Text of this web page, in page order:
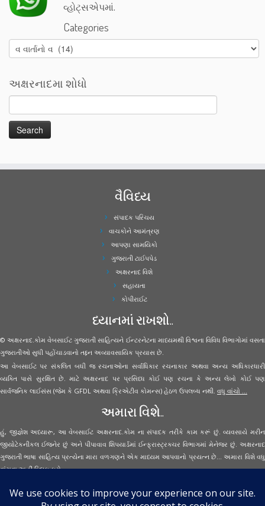
વ્હોટ્સએપમાં.
Categories
Categories
અક્ષરનાદમા શોધો
વૈવિધ્ય
સંપાદક પરિચય
વાચકોને આમંત્રણ
આપણા સામયિકો
ગુજરાતી ટાઈપપેડ
અક્ષરનાદ વિશે
સહાયતા
કોપીરાઈટ
ધ્યાનમાં રાખશો..
© અક્ષરનાદ.કોમ વેબસાઈટ ગુજરાતી સાહિત્યને ઈન્ટરનેટના માધ્યમથી વિશ્વના વિવિધ વિભાગોમાં વસતા
ગુજરાતીઓ સુધી પહોંચાડવાનો તદ્દન અવ્યાવસાયિક પ્રયાસ છે.
આ વેબસાઈટ પર સંકલિત બધી જ રચનાઓના સર્વાધિકાર રચનાકાર અથવા અન્ય અધિકારધારી
વ્યક્તિ પાસે સુરક્ષિત છે. માટે અક્ષરનાદ પર પ્રસિધ્ધ કોઈ પણ રચના કે અન્ય લેખો કોઈ પણ
સાર્વજનિક લાઈસંસ (જેમ કે GFDL અથવા ક્રિએટીવ કોમન્સ) હેઠળ ઉપલબ્ધ નથી. વધુ વાંચો ...
અમારા વિશે..
હું, જીજ્ઞેશ અધ્યારૂ, આ વેબસાઈટ અક્ષરનાદ.કોમ ના સંપાદક તરીકે કામ કરૂં છું. વ્યવસાયે મરીન
જીયોટેકનીકલ ઈજનેર છું અને પીપાવાવ શિપયાર્ડમાં ઈન્ફ્રાસ્ટ્રક્ચર વિભાગમાં મેનેજર છું. અક્ષરનાદ
ગુજરાતી ભાષા સાહિત્ય પ્રત્યેના મારા વળગણને એક માધ્યમ આપવાનો પ્રયત્ન છે... અમારા વિશે વધુ
વાંચવાઅહીં ક્લિક કરો...
Secured Site Assurance